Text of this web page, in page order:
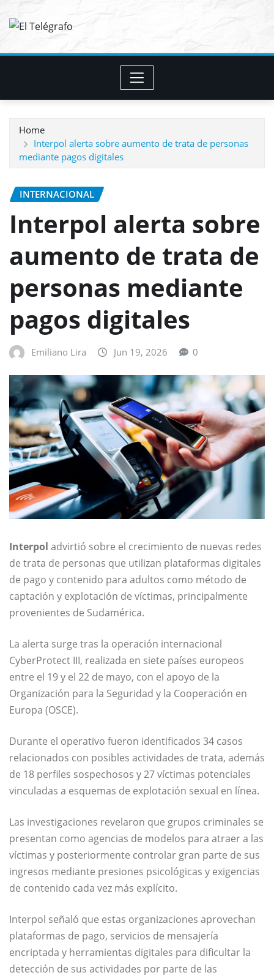
Home
Interpol alerta sobre aumento de trata de personas
mediante pagos digitales
INTERNACIONAL
Interpol alerta sobre
aumento de trata de
personas mediante
pagos digitales
Emiliano Lira Jun 19, 2026 0
Interpol advirtió sobre el crecimiento de nuevas redes
de trata de personas que utilizan plataformas digitales
de pago y contenido para adultos como método de
captación y explotación de víctimas, principalmente
provenientes de Sudamérica.
La alerta surge tras la operación internacional
CyberProtect III, realizada en siete países europeos
entre el 19 y el 22 de mayo, con el apoyo de la
Organización para la Seguridad y la Cooperación en
Europa (OSCE).
Durante el operativo fueron identificados 34 casos
relacionados con posibles actividades de trata, además
de 18 perfiles sospechosos y 27 víctimas potenciales
vinculadas a esquemas de explotación sexual en línea.
Las investigaciones revelaron que grupos criminales se
presentan como agencias de modelos para atraer a las
víctimas y posteriormente controlar gran parte de sus
ingresos mediante presiones psicológicas y exigencias
de contenido cada vez más explícito.
Interpol señaló que estas organizaciones aprovechan
plataformas de pago, servicios de mensajería
encriptada y herramientas digitales para dificultar la
detección de sus actividades por parte de las